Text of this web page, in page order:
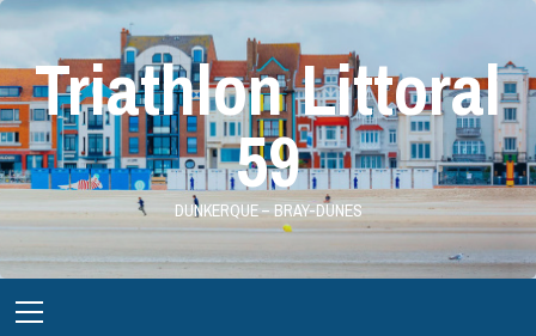
Skip
contentTriathlon Littoral
59
DUNKERQUE – BRAY-DUNES
Menu